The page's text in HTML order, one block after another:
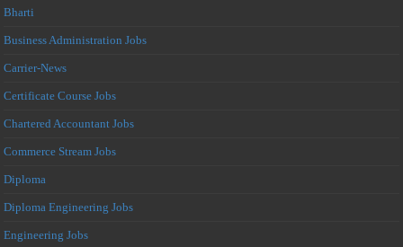
Bharti
Business Administration Jobs
Carrier-News
Certificate Course Jobs
Chartered Accountant Jobs
Commerce Stream Jobs
Diploma
Diploma Engineering Jobs
Engineering Jobs